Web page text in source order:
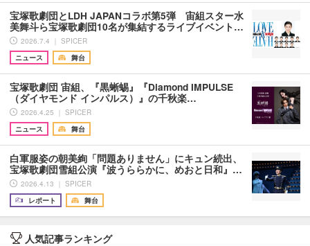
宝塚歌劇団とLDH JAPANコラボ第5弾 宙組スター水
美舞斗ら宝塚歌劇団10名が集結するライブイベント…
2026.7.4 ｜ SPICER
ニュース
舞台
宝塚歌劇団 宙組、『黒蜥蜴』『Diamond IMPULSE
（ダイヤモンド インパルス）』の千秋楽…
2026.4.25 ｜ SPICER
ニュース
舞台
白軍服姿の朝美絢「問題ありません」にキュン続出、
宝塚歌劇団雪組公演『波うららかに、めおと日和』…
2026.4.13 ｜ SPICER
レポート
舞台
人気記事ランキング